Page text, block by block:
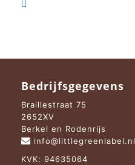

Bedrijfsgegevens
Braillestraat 75
2652XV
Berkel en Rodenrijs
info@littlegreenlabel.nl
KVK: 94635064